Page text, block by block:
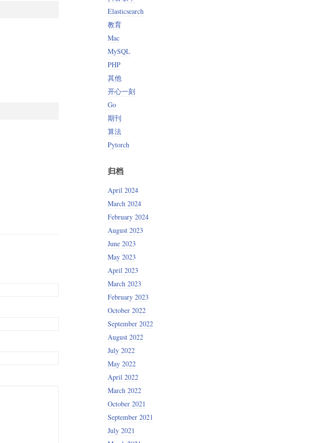
Elasticsearch
教育
Mac
MySQL
PHP
其他
开心一刻
Go
期刊
算法
Pytorch
归档
April 2024
March 2024
February 2024
August 2023
June 2023
May 2023
April 2023
March 2023
February 2023
October 2022
September 2022
August 2022
July 2022
May 2022
April 2022
March 2022
October 2021
September 2021
July 2021